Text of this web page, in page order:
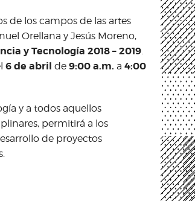
de los campos de las artes
Orellana y Jesús Moreno,
y Tecnología 2018 – 2019.
6 de abril de 9:00 a.m. a 4:00
y a todos aquellos
permitirá a los
de proyectos